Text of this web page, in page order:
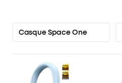
Casque Space One